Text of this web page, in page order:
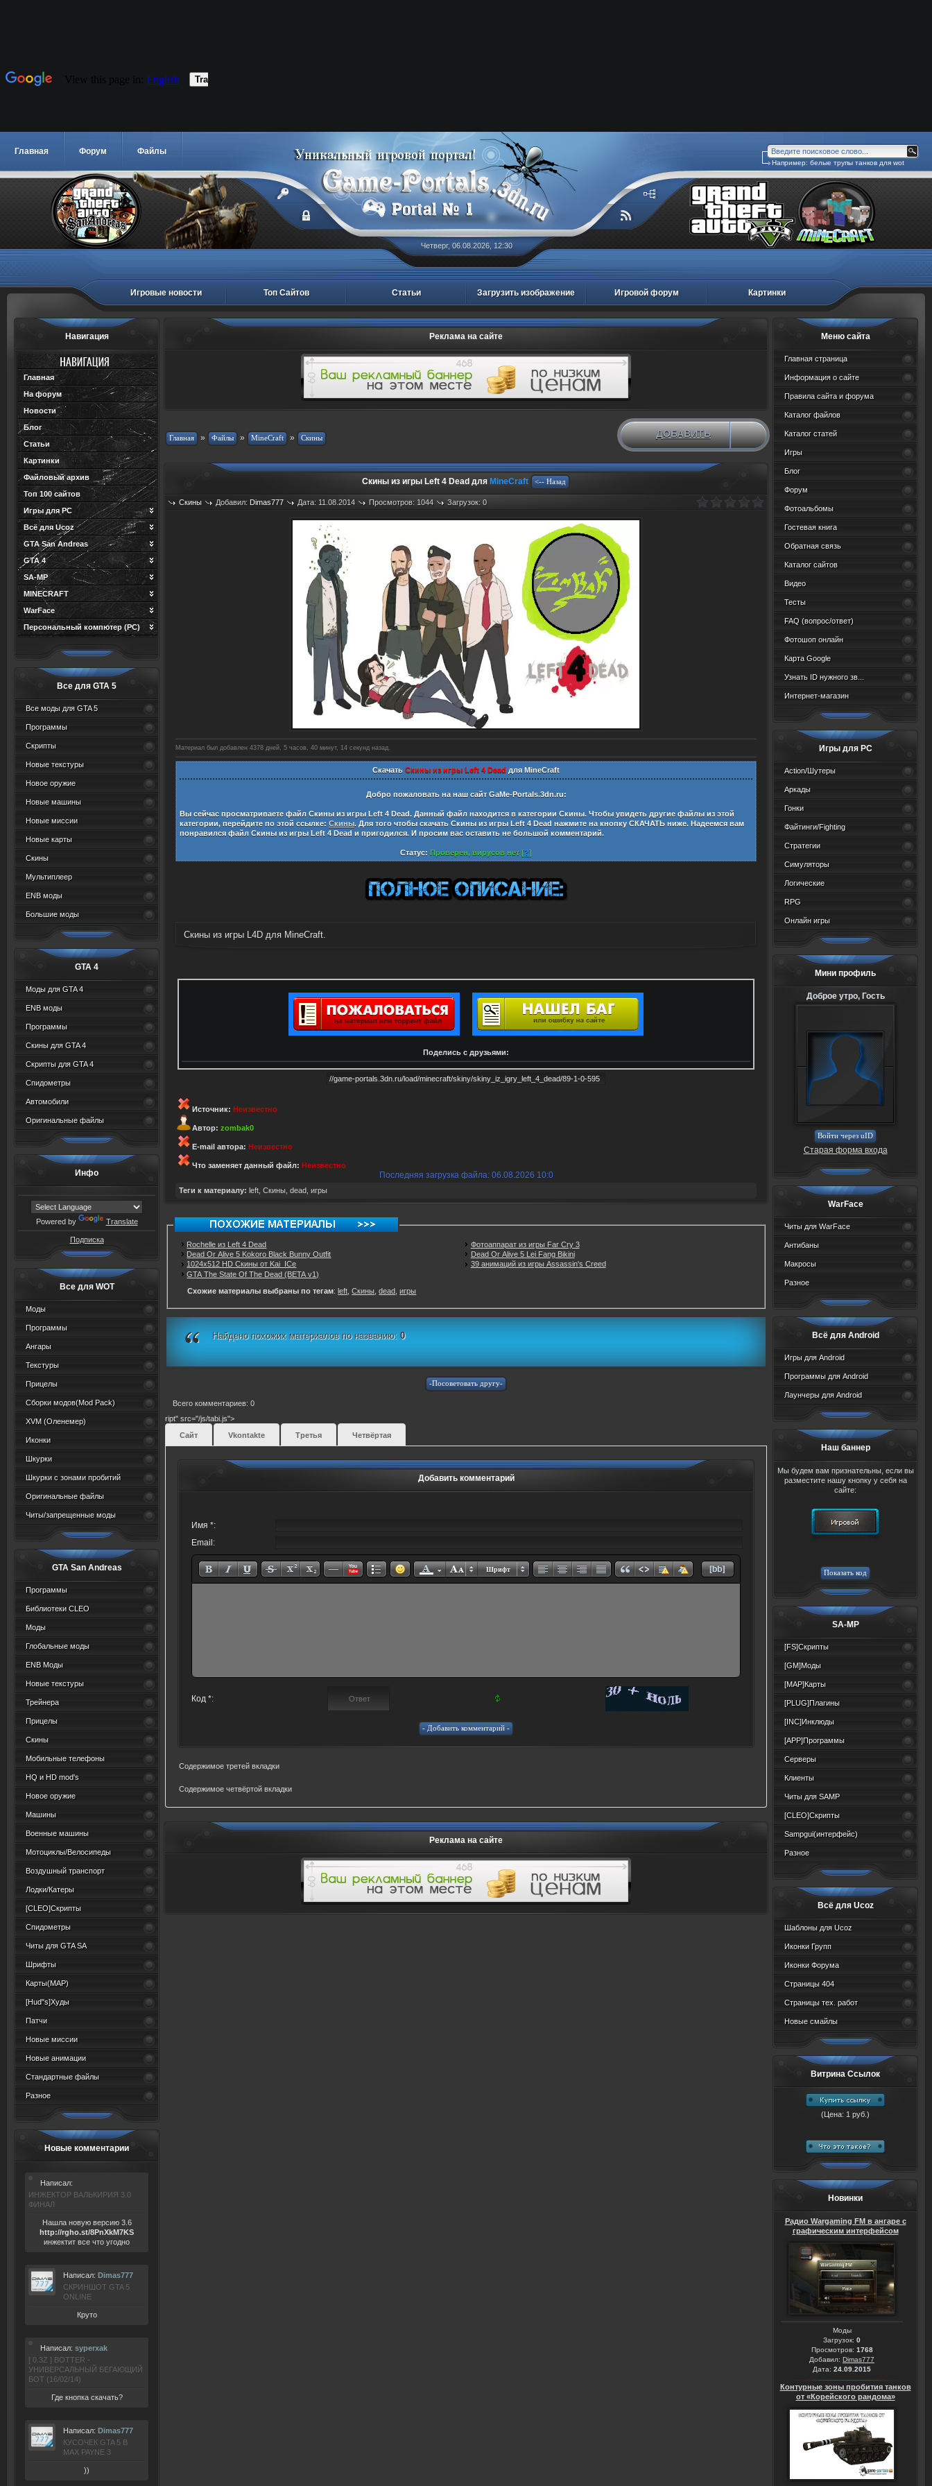
Главная Форум Файлы
Например: белые трупы танков для wot
Четверг, 06.08.2026, 12:30
Игровые новости Топ Сайтов Статьи Загрузить изображение Игровой форум Картинки
Навигация
Главная
На форум
Новости
Блог
Статьи
Картинки
Файловый архив
Топ 100 сайтов
Игры для PC
Всё для Ucoz
GTA San Andreas
GTA 4
SA-MP
MINECRAFT
WarFace
Персональный компютер (PC)
Все для GTA 5
Все моды для GTA 5
Программы
Скрипты
Новые текстуры
Новое оружие
Новые машины
Новые миссии
Новые карты
Скины
Мультиплеер
ENB моды
Большие моды
GTA 4
Моды для GTA 4
ENB моды
Программы
Скины для GTA 4
Скрипты для GTA 4
Спидометры
Автомобили
Оригинальные файлы
Инфо
Powered by Translate
Подписка
Все для WOT
Моды
Программы
Ангары
Текстуры
Прицелы
Сборки модов(Mod Pack)
XVM (Oленемер)
Иконки
Шкурки
Шкурки с зонами пробитий
Оригинальные файлы
Читы/запрещенные моды
GTA San Andreas
Программы
Библиотеки CLEO
Моды
Глобальные моды
ENB Моды
Новые текстуры
Трейнера
Прицелы
Скины
Мобильные телефоны
HQ и HD mod's
Новое оружие
Машины
Военные машины
Мотоциклы/Велосипеды
Воздушный транспорт
Лодки/Катеры
[CLEO]Скрипты
Спидометры
Читы для GTA SA
Шрифты
Карты(MAP)
[Hud"s]Худы
Патчи
Новые миссии
Новые анимации
Стандартные файлы
Разное
Новые комментарии
Написал:
ИНЖЕКТОР ВАЛЬКИРИЯ 3.0
ФИНАЛ
Нашла новую версию 3.6
http://rgho.st/8PnXkM7KS
инжектит все что угодно
Написал: Dimas777
СКРИНШОТ GTA 5
ONLINE
Круто
Написал: syperxak
[ 0.3Z ] BOTTER -
УНИВЕРСАЛЬНЫЙ БЕГАЮЩИЙ
БОТ (16/02/14)
Где кнопка скачать?
Написал: Dimas777
КУСОЧЕК GTA 5 В
MAX PAYNE 3
))
Меню сайта
Главная страница
Информация о сайте
Правила сайта и форума
Каталог файлов
Каталог статей
Игры
Блог
Форум
Фотоальбомы
Гостевая книга
Обратная связь
Каталог сайтов
Видео
Тесты
FAQ (вопрос/ответ)
Фотошоп онлайн
Карта Google
Узнать ID нужного зв...
Интернет-магазин
Игры для PC
Action/Шутеры
Аркады
Гонки
Файтинги/Fighting
Стратегии
Симуляторы
Логические
RPG
Онлайн игры
Мини профиль
Доброе утро, Гость
Войти через uID
Старая форма входа
WarFace
Читы для WarFace
Антибаны
Макросы
Разное
Всё для Android
Игры для Android
Программы для Android
Лаунчеры для Android
Наш баннер
Мы будем вам признательны, если вы
разместите нашу кнопку у себя на
сайте:
SA-MP
[FS]Скрипты
[GM]Моды
[MAP]Карты
[PLUG]Плагины
[INC]Инклюды
[APP]Программы
Серверы
Клиенты
Читы для SAMP
[CLEO]Скрипты
Sampgui(интерфейс)
Разное
Всё для Ucoz
Шаблоны для Ucoz
Иконки Групп
Иконки Форума
Страницы 404
Страницы тех. работ
Новые смайлы
Витрина Ссылок
(Цена: 1 руб.)
Новинки
Радио Wargaming FM в ангаре с
графическим интерфейсом
Моды
Загрузок: 0
Просмотров: 1768
Добавил: Dimas777
Дата: 24.09.2015
Контурные зоны пробития танков
от «Корейского рандома»
Реклама на сайте
» » » ДОБАВИТЬ НОВЫЙ МАТЕРИАЛ
Скины из игры Left 4 Dead для MineCraft
Скины Добавил: Dimas777 Дата: 11.08.2014 Просмотров: 1044 Загрузок: 0
Материал был добавлен 4378 дней, 5 часов, 40 минут, 15 секунд назад.
Скачать Скины из игры Left 4 Dead для MineCraft
Добро пожаловать на наш сайт GaMe-Portals.3dn.ru:
Вы сейчас просматриваете файл Скины из игры Left 4 Dead. Данный файл находится в категории Скины. Чтобы увидеть другие файлы из этой
категории, перейдите по этой ссылке: Скины. Для того чтобы скачать Скины из игры Left 4 Dead нажмите на кнопку СКАЧАТЬ ниже. Надеемся вам
понравился файл Скины из игры Left 4 Dead и пригодился. И просим вас оставить не большой комментарий.
Статус: Проверен, вирусов нет [?]
Скины из игры L4D для MineCraft.
Поделись с друзьями:
Источник: Неизвестно
Автор: zombak0
E-mail автора: Неизвестно
Что заменяет данный файл: Неизвестно
Последняя загрузка файла: 06.08.2026 10:0
Теги к материалу: left Скины dead игры
Rochelle из Left 4 Dead
Фотоаппарат из игры Far Cry 3
Dead Or Alive 5 Kokoro Black Bunny Outfit
Dead Or Alive 5 Lei Fang Bikini
1024x512 HD Скины от Kai_ICe
39 анимаций из игры Assassin's Creed
GTA The State Of The Dead (BETA v1)
Схожие материалы выбраны по тегам:left ,Скины ,dead ,игры
Найдено похожих материалов по названию: 0
Всего комментариев: 0
ript" src="/js/tabi.js">
Сайт
Vkontakte Третья Четвёртая
Добавить комментарий
Имя *:
Email:
Шрифт
Код *:
Содержимое третей вкладки
Содержимое четвёртой вкладки
Реклама на сайте